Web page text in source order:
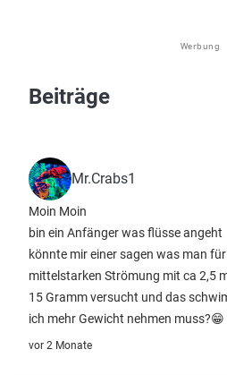
Werbung
Beiträge
Mr.Crabs1
Moin Moin
bin ein Anfänger was flüsse angeht
könnte mir einer sagen was man
mittelstarken Strömung mit ca 2,5
15 Gramm versucht und das
ich mehr Gewicht nehmen muss?😁
vor 2 Monate